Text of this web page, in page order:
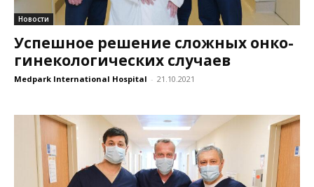
Новости
Успешное решение сложных онко-
гинекологических случаев
Medpark International Hospital - 21.10.2021